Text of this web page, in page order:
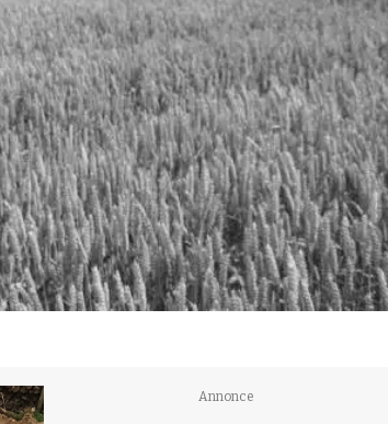
Annonce